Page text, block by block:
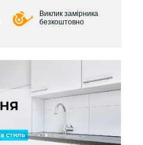
Виклик замірника
безкоштовно